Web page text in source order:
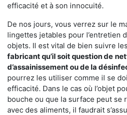
efficacité et à son innocuité.
De nos jours, vous verrez sur le
lingettes jetables pour l’entretien
objets. Il est vital de bien suivre les
fabricant qu’il soit question de
d’assainissement ou de la
pourrez les utiliser comme il se
efficacité. Dans le cas où l’objet
bouche ou que la surface peut se
avec des aliments, il faudrait